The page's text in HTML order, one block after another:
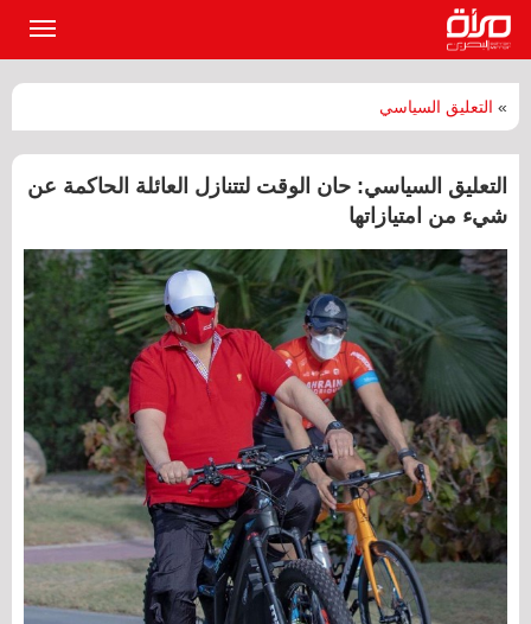
» التعليق السياسي
التعليق السياسي: حان الوقت لتتنازل العائلة الحاكمة عن
شيء من امتيازاتها